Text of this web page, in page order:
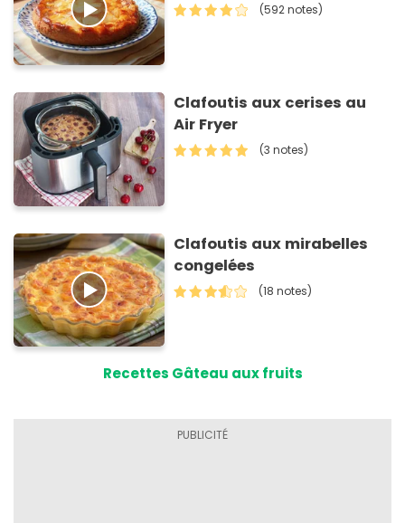
(592 notes)
Clafoutis aux cerises au
Air Fryer
(3 notes)
Clafoutis aux mirabelles
congelées
(18 notes)
Recettes Gâteau aux fruits